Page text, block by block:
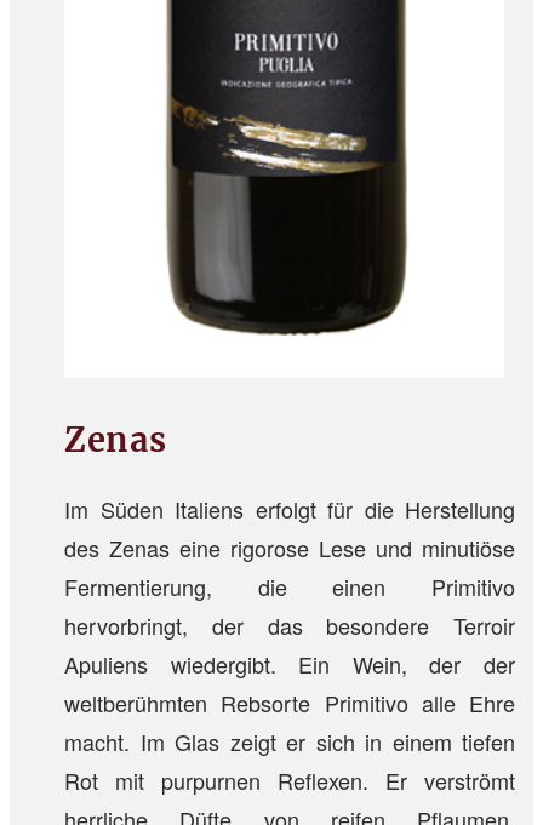
Zenas
Im Süden Italiens erfolgt für die Herstellung
des Zenas eine rigorose Lese und minutiöse
Fermentierung, die einen Primitivo
hervorbringt, der das besondere Terroir
Apuliens wiedergibt. Ein Wein, der der
weltberühmten Rebsorte Primitivo alle Ehre
macht. Im Glas zeigt er sich in einem tiefen
Rot mit purpurnen Reflexen. Er verströmt